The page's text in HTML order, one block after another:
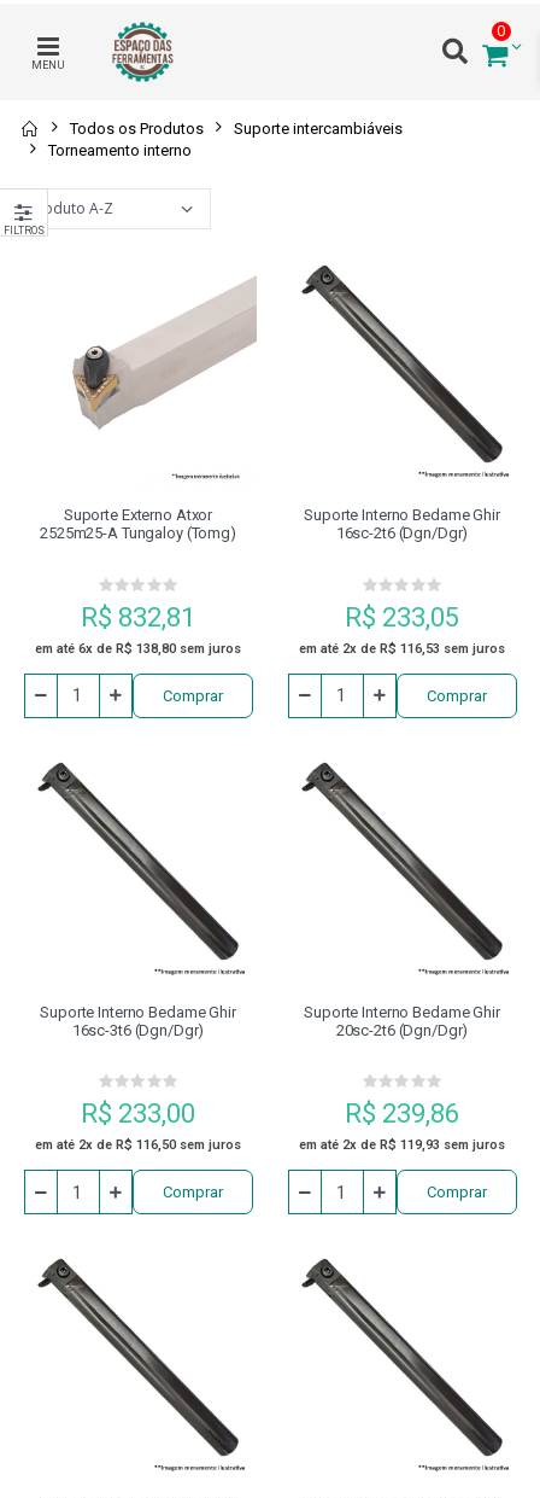
MENU
0
Todos os Produtos
Suporte intercambiáveis
Torneamento interno
Suporte Externo Atxor
2525m25-A Tungaloy (tomg)
R$ 832,81
em até 6x de R$ 138,80 sem juros
Comprar
Suporte Interno Bedame Ghir
16sc-2t6 (dgn/dgr)
R$ 233,05
em até 2x de R$ 116,53 sem juros
Comprar
Suporte Interno Bedame Ghir
16sc-3t6 (dgn/dgr)
R$ 233,00
em até 2x de R$ 116,50 sem juros
Comprar
Suporte Interno Bedame Ghir
20sc-2t6 (dgn/dgr)
R$ 239,86
em até 2x de R$ 119,93 sem juros
Comprar
FILTROS